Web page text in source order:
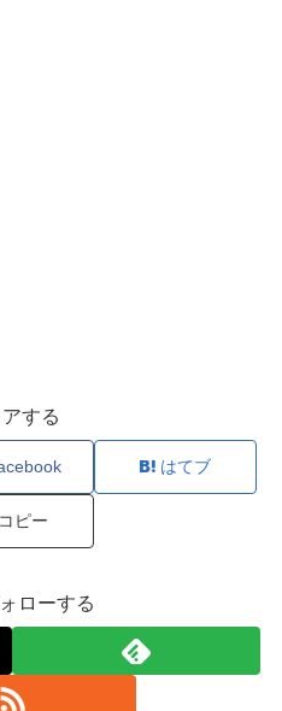
する
はてブ
コピー
ローする